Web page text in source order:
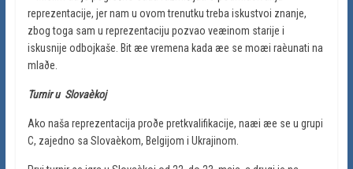
reprezentacije, jer nam u ovom trenutku treba iskustvoi znanje,
zbog toga sam u reprezentaciju pozvao veæinom starije i
iskusnije odbojkaše. Bit æe vremena kada æe se moæi raèunati na
mlaðe.
Turnir u Slovaèkoj
Ako naša reprezentacija proðe pretkvalifikacije, naæi æe se u grupi
C, zajedno sa Slovaèkom, Belgijom i Ukrajinom.